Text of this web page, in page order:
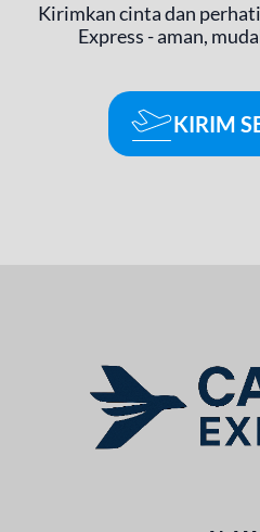
Kirimkan cinta dan
Express - aman,
KIRIM